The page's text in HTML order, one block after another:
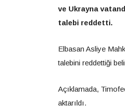
ve Ukrayna
talebi reddetti.
Elbasan Asliye
talebini reddettiği
Açıklamada,
aktarıldı.